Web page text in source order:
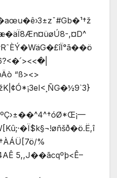
,¤D^
“ß><>
%
5,,J��ãcqºþ<Ê–